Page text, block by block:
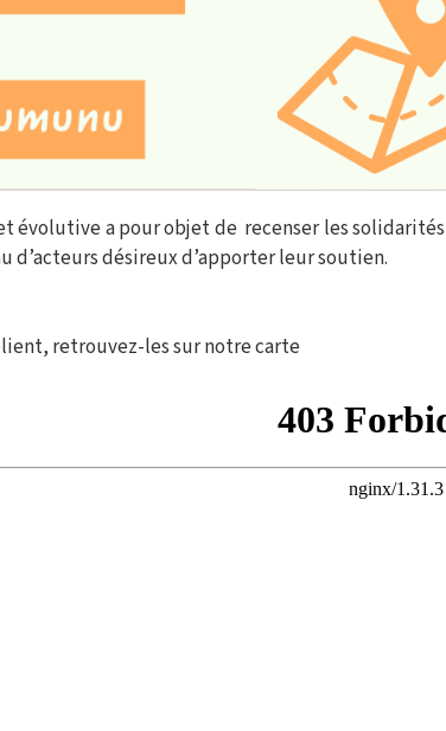
évolutive a pour objet de recenser les
d’acteurs désireux d’apporter leur soutien.
retrouvez-les sur notre carte